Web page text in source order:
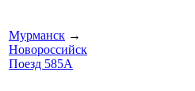
Мурманск →
Новороссийск
Поезд 585А